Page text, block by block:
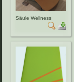
Säule Wellness